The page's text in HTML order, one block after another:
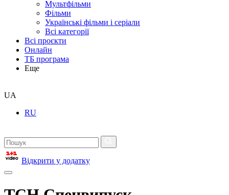
Мультфільми
Фільми
Українські фільми і серіали
Всі категорії
Всі проєкти
Онлайн
ТБ програма
Еще
UA
RU
Відкрити у додатку